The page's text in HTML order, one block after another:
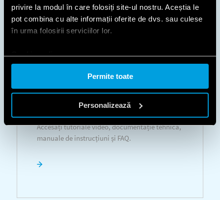
privire la modul în care folosiți site-ul nostru. Aceștia le
pot combina cu alte informații oferite de dvs. sau culese
în urma folosirii serviciilor lor.
Cookie policy.
Permite toate
Personalizează
INFORMAȚII
TEHNICE
Accesați tutoriale video, documentație tehnică,
manuale de instrucțiuni și FAQ.